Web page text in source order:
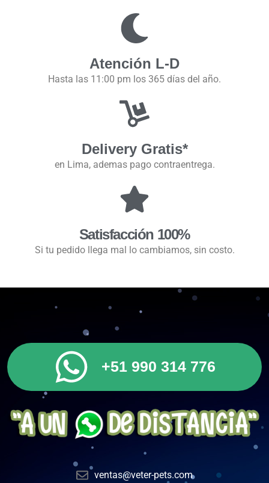
Atención L-D
Hasta las 11:00 pm los 365 días del año.
Delivery Gratis*
en Lima, ademas pago contraentrega.
Satisfacción 100%
Si tu pedido llega mal lo cambiamos, sin costo.
+51 990 314 776
ventas@veter-pets.com